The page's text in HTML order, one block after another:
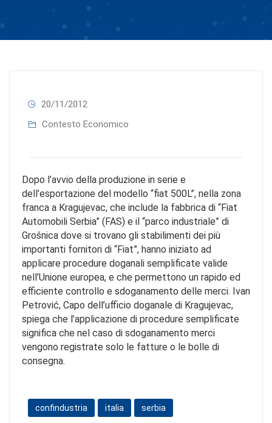
20/11/2012
Contesto Economico
Dopo l’avvio della produzione in serie e
dell’esportazione del modello “fiat 500L”, nella zona
franca a Kragujevac, che include la fabbrica di “Fiat
Automobili Serbia” (FAS) e il “parco industriale” di
Grošnica dove si trovano gli stabilimenti dei più
importanti fornitori di “Fiat”, hanno iniziato ad
applicare procedure doganali semplificate valide
nell’Unione europea, e che permettono un rapido ed
efficiente controllo e sdoganamento delle merci. Ivan
Petrović, Capo dell’ufficio doganale di Kragujevac,
spiega che l’applicazione di procedure semplificate
significa che nel caso di sdoganamento merci
vengono registrate solo le fatture o le bolle di
consegna.
confindustria italia serbia